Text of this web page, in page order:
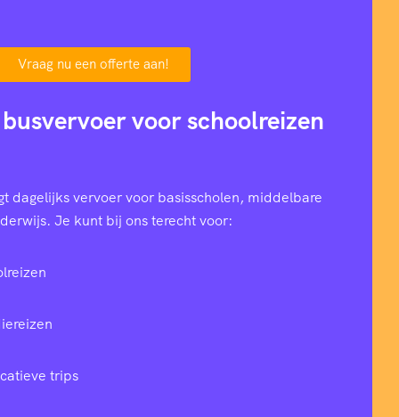
Vraag nu een offerte aan!
voor schoolreizen
dagelijks vervoer voor basisscholen, middelbare
Je kunt bij ons terecht voor:
trips